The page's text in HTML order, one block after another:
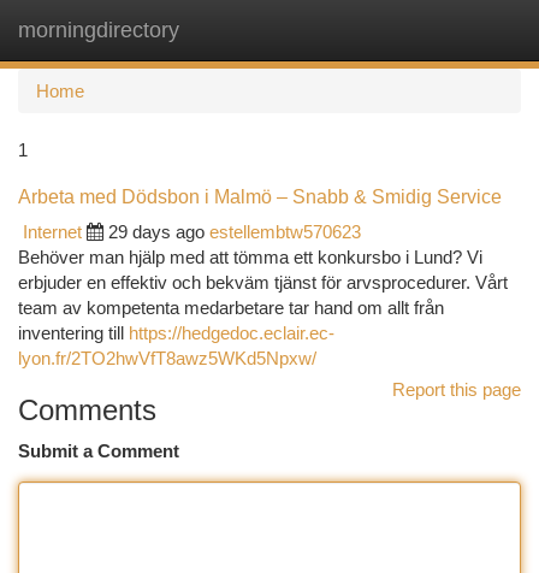
morningdirectory
Home
1
Arbeta med Dödsbon i Malmö – Snabb & Smidig Service
Internet
29 days ago estellembtw570623
Behöver man hjälp med att tömma ett konkursbo i Lund? Vi
erbjuder en effektiv och bekväm tjänst för arvsprocedurer. Vårt
team av kompetenta medarbetare tar hand om allt från
inventering till https://hedgedoc.eclair.ec-
lyon.fr/2TO2hwVfT8awz5WKd5Npxw/
Report this page
Comments
Submit a Comment